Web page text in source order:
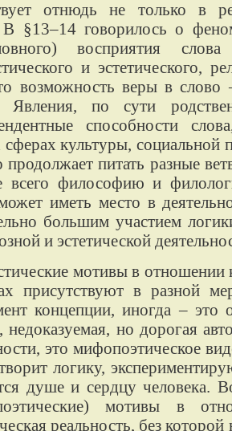
отнюдь не только в
§13–14 говорилось о
восприятия
и эстетического,
возможность веры в
Явления, по сути
способности
сферах культуры, социальной
продолжает питать разные
всего философию и
иметь место в
большим участием
и эстетической
мотивы в отношении
присутствуют в разной
концепции, иногда – это
недоказуемая, но дорогая
это мифопоэтическое
логику,
душе и сердцу человека.
мотивы в
реальность, без